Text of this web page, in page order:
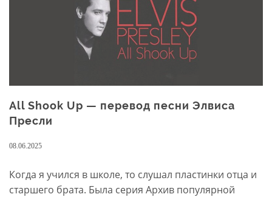
All Shook Up — перевод песни Элвиса
Пресли
08.06.2025
Когда я учился в школе, то слушал пластинки отца и
старшего брата. Была серия Архив популярной